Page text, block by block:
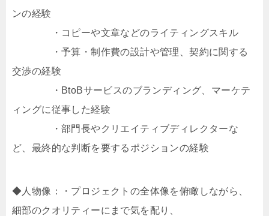
ンの経験
・コピーや文章などのライティングスキル
・予算・制作費の設計や管理、契約に関する
交渉の経験
・BtoBサービスのブランディング、マーケテ
ィングに従事した経験
・部門長やクリエイティブディレクターな
ど、最終的な判断を要するポジションの経験
◆人物像：・プロジェクトの全体像を俯瞰しながら、
細部のクオリティーにまで気を配り、